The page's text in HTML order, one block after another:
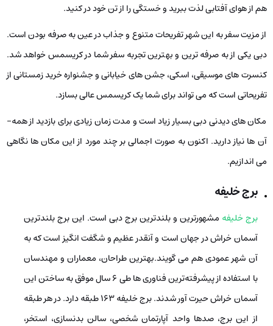
هم از هوای آفتابی لذت ببرید و خستگی را از تن خود در کنید.
از مزیت سفر به این شهر تفریحات متنوع و جذاب در عین به صرفه بودن است.
دبی یکی از به صرفه ­ترین و بهترین تجربه­ سفر شما در کریسمس خواهد شد.
کنسرت­ های موسیقی، اسکی، جشن­ های خیابانی و جشنواره­ خرید زمستانی از
تفریحاتی است که می­ تواند برای شما یک کریسمس عالی بسازد.
مکان‌ های دیدنی دبی بسیار زیاد است و مدت زمان زیادی برای بازدید از همه­
آن‌ ها نیاز دارید. اکنون به صورت اجمالی بر چند مورد از این مکان‌ ها نگاهی
می­ اندازیم.
برج خلیفه
برج خلیفه مشهورترین و بلندترین برج دبی است. این برج بلندترین
آسمان‌ خراش در جهان است و آنقدر عظیم و شگفت ­انگیز است که به
آن شهر عمودی هم می­ گویند.بهترین طراحان، معماران و مهندسان
با استفاده از پیشرفته‌ترین فناوری‌ ها طی 6 سال موفق به ساختن این
آسمان­ خراش حیرت ­آور شدند. برج خلیفه ۱۶۳ طبقه دارد. در هر طبقه
از این برج، صد‌ها واحد آپارتمان شخصی، سالن بدنسازی، استخر،